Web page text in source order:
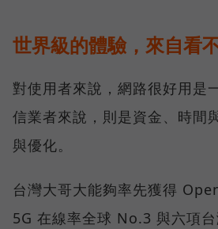
世界級的體驗，來自看
對使用者來說，網路很好用是
信業者來說，則是資金、時間
與優化。
台灣大哥大能夠率先獲得
5G 在線率全球 No.3 與六項